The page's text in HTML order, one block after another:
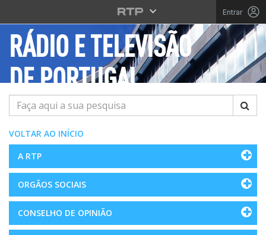
Saltar para o conteúdo principal
Entrar
RÁDIO E TELEVISÃO
DE PORTUGAL
Pesquisar
VOLTAR AO INÍCIO
A RTP
ORGÃOS SOCIAIS
CONSELHO DE OPINIÃO